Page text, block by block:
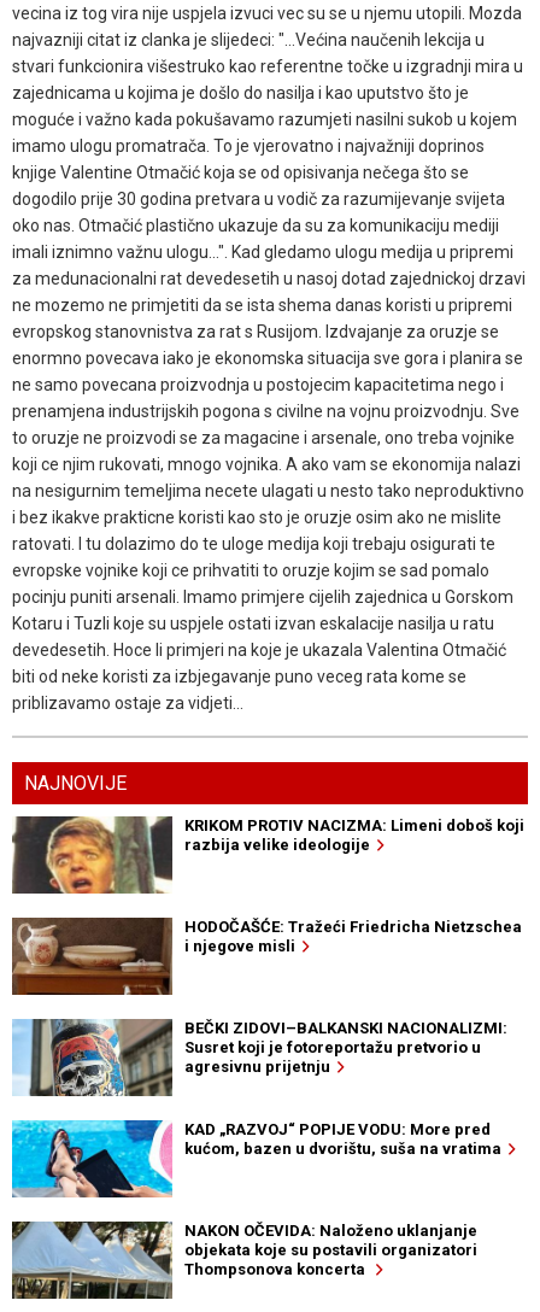
vecina iz tog vira nije uspjela izvuci vec su se u njemu utopili. Mozda
najvazniji citat iz clanka je slijedeci: "...Većina naučenih lekcija u
stvari funkcionira višestruko kao referentne točke u izgradnji mira u
zajednicama u kojima je došlo do nasilja i kao uputstvo što je
moguće i važno kada pokušavamo razumjeti nasilni sukob u kojem
imamo ulogu promatrača. To je vjerovatno i najvažniji doprinos
knjige Valentine Otmačić koja se od opisivanja nečega što se
dogodilo prije 30 godina pretvara u vodič za razumijevanje svijeta
oko nas. Otmačić plastično ukazuje da su za komunikaciju mediji
imali iznimno važnu ulogu...". Kad gledamo ulogu medija u pripremi
za medunacionalni rat devedesetih u nasoj dotad zajednickoj drzavi
ne mozemo ne primjetiti da se ista shema danas koristi u pripremi
evropskog stanovnistva za rat s Rusijom. Izdvajanje za oruzje se
enormno povecava iako je ekonomska situacija sve gora i planira se
ne samo povecana proizvodnja u postojecim kapacitetima nego i
prenamjena industrijskih pogona s civilne na vojnu proizvodnju. Sve
to oruzje ne proizvodi se za magacine i arsenale, ono treba vojnike
koji ce njim rukovati, mnogo vojnika. A ako vam se ekonomija nalazi
na nesigurnim temeljima necete ulagati u nesto tako neproduktivno
i bez ikakve prakticne koristi kao sto je oruzje osim ako ne mislite
ratovati. I tu dolazimo do te uloge medija koji trebaju osigurati te
evropske vojnike koji ce prihvatiti to oruzje kojim se sad pomalo
pocinju puniti arsenali. Imamo primjere cijelih zajednica u Gorskom
Kotaru i Tuzli koje su uspjele ostati izvan eskalacije nasilja u ratu
devedesetih. Hoce li primjeri na koje je ukazala Valentina Otmačić
biti od neke koristi za izbjegavanje puno veceg rata kome se
priblizavamo ostaje za vidjeti...
NAJNOVIJE
KRIKOM PROTIV NACIZMA: Limeni doboš koji
razbija velike ideologije
HODOČAŠĆE: Tražeći Friedricha Nietzschea
i njegove misli
BEČKI ZIDOVI–BALKANSKI NACIONALIZMI:
Susret koji je fotoreportažu pretvorio u
agresivnu prijetnju
KAD „RAZVOJ“ POPIJE VODU: More pred
kućom, bazen u dvorištu, suša na vratima
NAKON OČEVIDA: Naloženo uklanjanje
objekata koje su postavili organizatori
Thompsonova koncerta